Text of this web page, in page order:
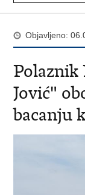
Objavljeno:
Polaznik
Jović"
bacanju